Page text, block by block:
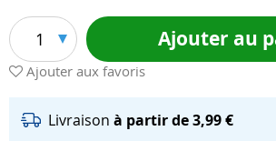
1 Ajouter au
Ajouter aux favoris
Livraison à partir de 3,99 €